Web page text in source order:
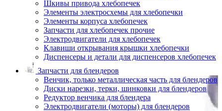
Шкивы привода хлебопечек
Элементы электросхемы для хлебопечки
Элементы корпуса хлебопечек
Запчасти для хлебопечек прочие
Электродвигатели для хлебопечек
Клавиши открывания крышки хлебопечки
Диспенсеры и детали для диспенсеров хлебопечек
Запчасти для блендеров
Венчик, только металлическая часть для блендеров
Диски нарезки, терки, шинковки для блендеров
Редуктор венчика для блендера
Электродвигатели (моторы) для блендеров